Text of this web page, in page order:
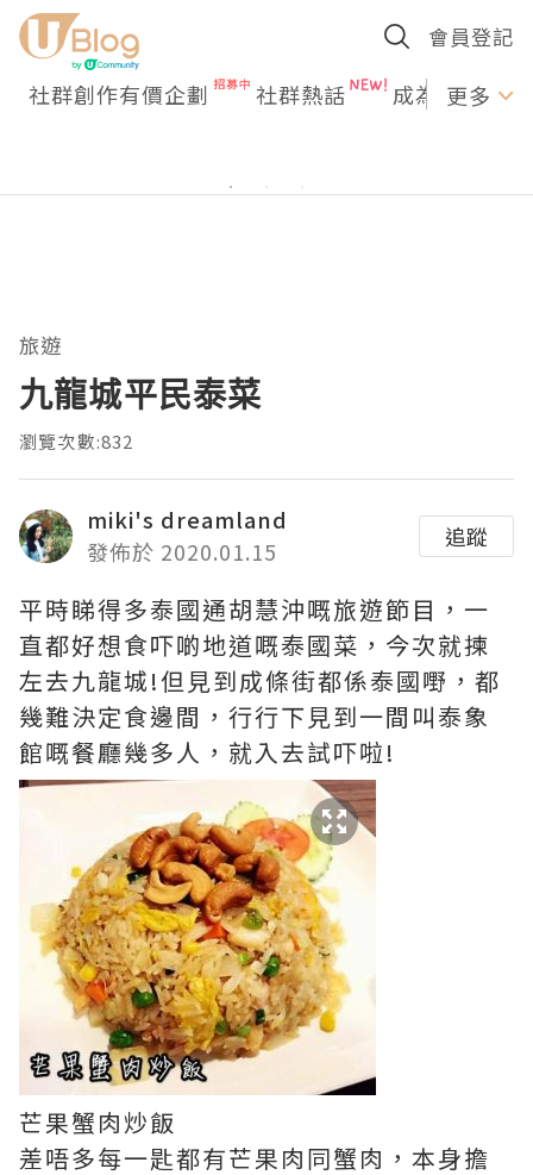
會員登記
社群創作有價企劃 社群熱話 成為U更多
旅遊
九龍城平民泰菜
瀏覽次數:832
miki's dreamland
發佈於 2020.01.15
追蹤
平時睇得多泰國通胡慧沖嘅旅遊節目，一
直都好想食吓啲地道嘅泰國菜，今次就揀
左去九龍城!但見到成條街都係泰國嘢，都
幾難決定食邊間，行行下見到一間叫泰象
館嘅餐廳幾多人，就入去試吓啦!
芒果蟹肉炒飯
差唔多每一匙都有芒果肉同蟹肉，本身擔